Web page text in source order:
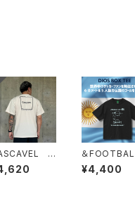
ス
アロゴプラ
ィスシャツ
＆
DIOS
EE ブラック
¥4,400